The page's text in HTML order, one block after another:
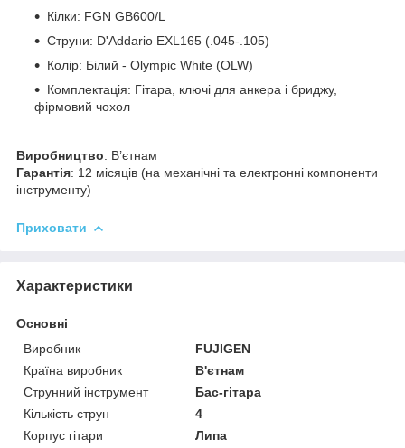
Кілки: FGN GB600/L
Струни: D'Addario EXL165 (.045-.105)
Колір: Білий - Olympic White (OLW)
Комплектація: Гітара, ключі для анкера і бриджу,
фірмовий чохол
Виробництво: В’єтнам
Гарантія: 12 місяців (на механічні та електронні компоненти
інструменту)
Приховати
Характеристики
Основні
Виробник
FUJIGEN
Країна виробник
В'єтнам
Струнний інструмент
Бас-гітара
Кількість струн
4
Корпус гітари
Липа